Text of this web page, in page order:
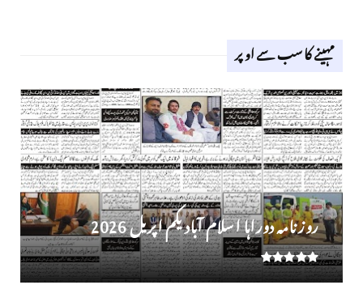
مہینے کا سب سے اوپر
روز نامہ دوراہا اسلام آباد یکم اپریل 2026